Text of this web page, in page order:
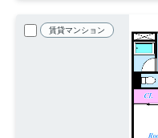
賃貸マンション